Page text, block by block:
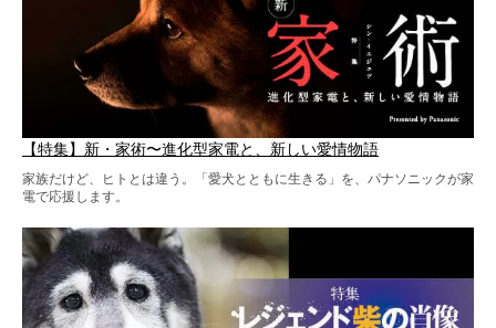
【特集】新・家術〜進化型家電と、新しい愛情物語
家族だけど、ヒトとは違う。「愛犬とともに生きる」を、パナソニックが家
電で応援します。